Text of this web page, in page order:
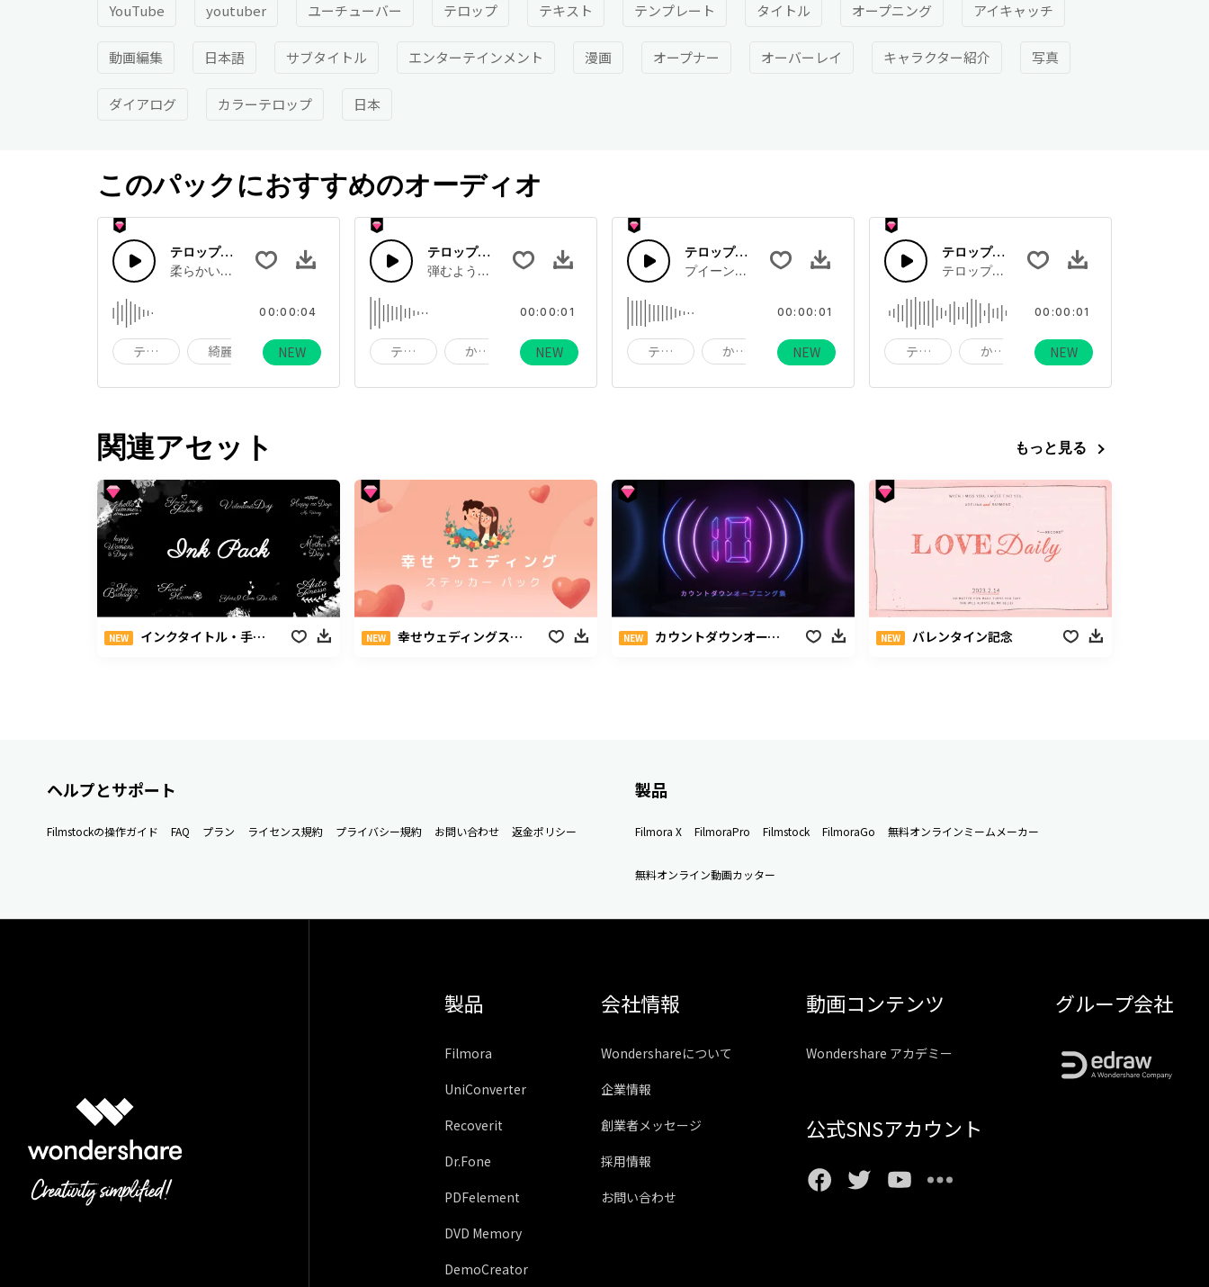
YouTube youtuber ユーチューバー テロップ テキスト テンプレート タイトル オープニング アイキャッチ
動画編集 日本語 サブタイトル エンターテインメント 漫画 オープナー オーバーレイ キャラクター紹介 写真
ダイアログ カラーテロップ 日本
このパックにおすすめのオーディオ
テロップ出現（ニュース）
柔らかい印象で大事なポイントを紹介する時に使えそうな少し長めのテロップ音。
テロップ出現綺麗 真面目
00:00:04
NEW
テロップ出現（連続ジャンプ）
弾むようなポップな印象のアニメ効果音
テロップ出現かわいい ピューン
00:00:01
NEW
テロップ出現（ひらめき）
プイーンというかわいい印象の短いアニメ効果音。
テロップ出現かわいい ピューン
00:00:01
NEW
テロップ出現（ピューン）
テロップに使いやすそうな、短くてかわいい
テロップ出現 かわいい ピューン
00:00:01
NEW
関連アセット もっと見る
NEW インクタイトル・手書きパック NEW 幸せウェディングステッカーパック NEW カウントダウンオープニング集 NEW バレンタイン記念
ヘルプとサポート
Filmstockの操作ガイド FAQ プラン ライセンス規約 プライバシー規約 お問い合わせ 返金ポリシー
製品
Filmora X FilmoraPro Filmstock FilmoraGo 無料オンラインミームメーカー
無料オンライン動画カッター
製品
Filmora
UniConverter
Recoverit
Dr.Fone
PDFelement
DVD Memory
DemoCreator
会社情報
Wondershareについて
企業情報
創業者メッセージ
採用情報
お問い合わせ
動画コンテンツ
Wondershare アカデミー
公式SNSアカウント
グループ会社